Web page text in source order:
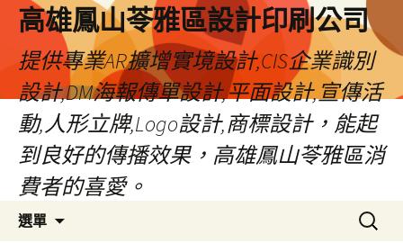
高雄鳳山苓雅區設計印刷公司
提供專業AR擴增實境設計,CIS企業識別
設計,DM海報傳單設計,平面設計,宣傳活
動,人形立牌,Logo設計,商標設計，能起
到良好的傳播效果，高雄鳳山苓雅區消
費者的喜愛。
選單
搜
尋